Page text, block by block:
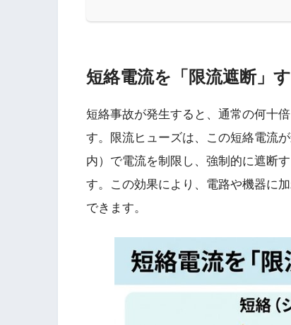
短絡電流を「限流遮断」
短絡事故が発生すると、通常の何十
す。限流ヒューズは、この短絡電流
内）で電流を制限し、強制的に遮断
す。この効果により、電路や機器に
できます。